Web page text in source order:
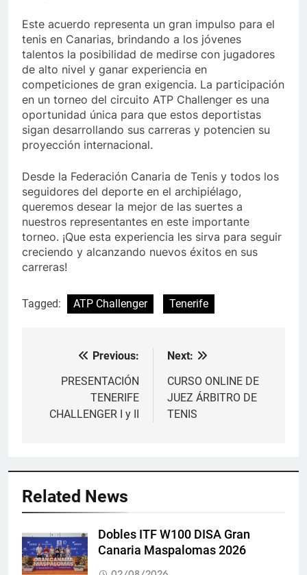
Este acuerdo representa un gran impulso para el
tenis en Canarias, brindando a los jóvenes
talentos la posibilidad de medirse con jugadores
de alto nivel y ganar experiencia en
competiciones de gran exigencia. La participación
en un torneo del circuito ATP Challenger es una
oportunidad única para que estos deportistas
sigan desarrollando sus carreras y potencien su
proyección internacional.
Desde la Federación Canaria de Tenis y todos los
seguidores del deporte en el archipiélago,
queremos desear la mejor de las suertes a
nuestros representantes en este importante
torneo. ¡Que esta experiencia les sirva para seguir
creciendo y alcanzando nuevos éxitos en sus
carreras!
Tagged: ATP Challenger Tenerife
Navegación
entradas
Previous:
PRESENTACIÓN
TENERIFE
CHALLENGER I y II
Next:
CURSO ONLINE DE
JUEZ ÁRBITRO DE
TENIS
Related News
Dobles ITF W100 DISA Gran
Canaria Maspalomas 2026